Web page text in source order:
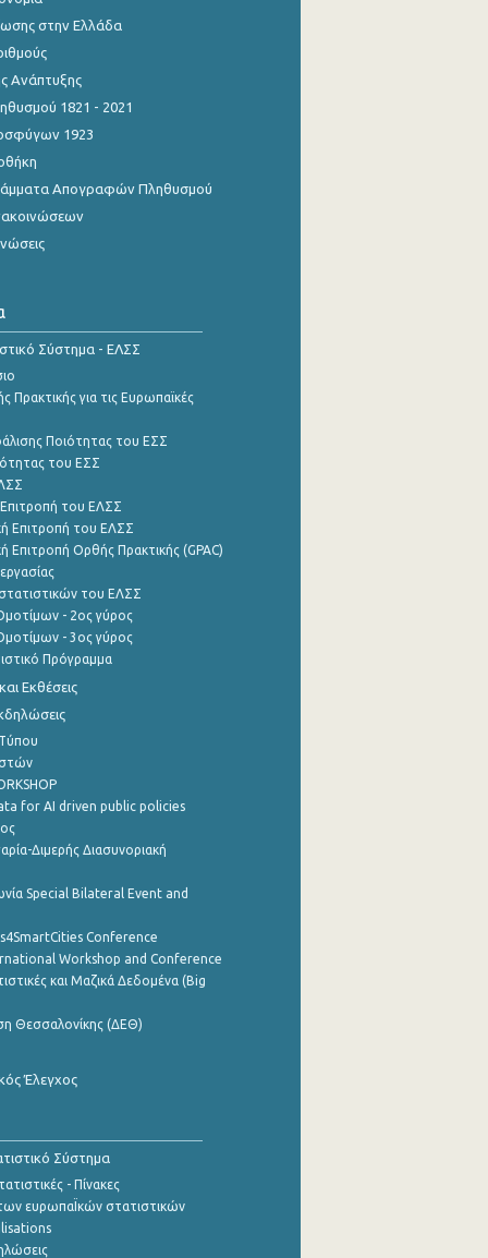
στην Ελλάδα
Ανάπτυξης
1821 - 2021
1923
Απογραφών Πληθυσμού
Σύστημα - ΕΛΣΣ
Πρακτικής για τις Ευρωπαϊκές
Ποιότητας του ΕΣΣ
του ΕΣΣ
Επιτροπή του ΕΛΣΣ
Επιτροπή του ΕΛΣΣ
Επιτροπή Ορθής Πρακτικής (GPAC)
του ΕΛΣΣ
- 2ος γύρος
- 3ος γύρος
Πρόγραμμα
Εκθέσεις
for AI driven public policies
Διμερής Διασυνοριακή
Special Bilateral Event and
Conference
Workshop and Conference
και Μαζικά Δεδομένα (Big
Θεσσαλονίκης (ΔΕΘ)
Έλεγχος
Σύστημα
- Πίνακες
ευρωπαΪκών στατιστικών